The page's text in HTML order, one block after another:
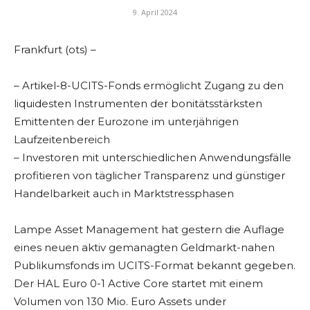
9. April 2024
Frankfurt (ots) –
– Artikel-8-UCITS-Fonds ermöglicht Zugang zu den
liquidesten Instrumenten der bonitätsstärksten
Emittenten der Eurozone im unterjährigen
Laufzeitenbereich
– Investoren mit unterschiedlichen Anwendungsfälle
profitieren von täglicher Transparenz und günstiger
Handelbarkeit auch in Marktstressphasen
Lampe Asset Management hat gestern die Auflage
eines neuen aktiv gemanagten Geldmarkt-nahen
Publikumsfonds im UCITS-Format bekannt gegeben.
Der HAL Euro 0-1 Active Core startet mit einem
Volumen von 130 Mio. Euro Assets under